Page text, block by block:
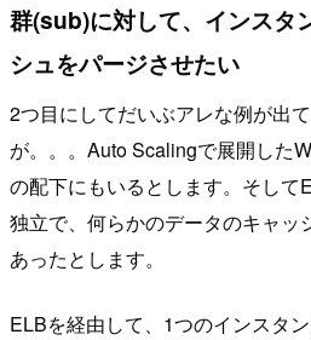
群(sub)に対して、インスタ
シュをパージさせたい
2つ目にしてだいぶアレな例が出
が。。。Auto Scalingで展開した
の配下にもいるとします。そして
独立で、何らかのデータのキャッ
あったとします。
ELBを経由して、1つのインスタ